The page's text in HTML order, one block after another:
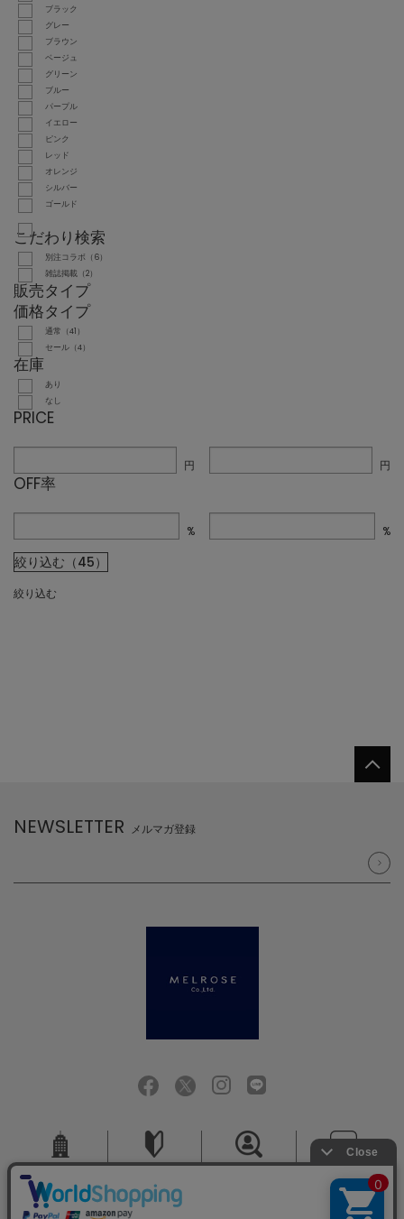
ブラック
グレー
ブラウン
ベージュ
グリーン
ブルー
パープル
イエロー
ピンク
レッド
オレンジ
シルバー
ゴールド
こだわり検索
別注コラボ（6）
雑誌掲載（2）
販売タイプ
価格タイプ
通常（41）
セール（4）
在庫
あり
なし
PRICE
円 円
OFF率
% %
絞り込む（45）
絞り込む
NEWSLETTER メルマガ登録
会社概要 お問い合せ